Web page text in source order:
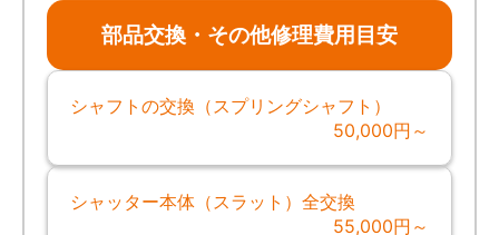
部品交換・その他修理費用目安
シャフトの交換（スプリングシャフト）
50,000円～
シャッター本体（スラット）全交換
55,000円～